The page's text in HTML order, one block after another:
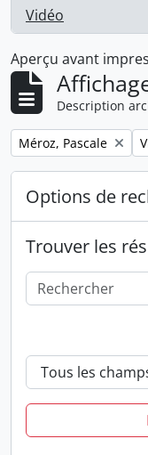
Vidéo
, 1 résultats
Aperçu avant
Description
Remove filter:
Méroz, Pascale
Options de
Trouver les